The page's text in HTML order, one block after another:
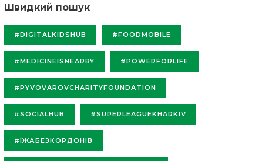
Швидкий пошук
#DIGITALKIDSHUB #FOODMOBILE
#MEDICINEISNEARBY #POWERFORLIFE
#PYVOVAROVCHARITYFOUNDATION
#SOCIALHUB #SUPERLEAGUEKHARKIV
#ЇЖАБЕЗКОРДОНІВ